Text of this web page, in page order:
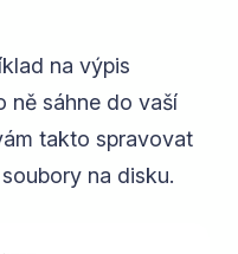
na výpis
ně sáhne do vaší
takto spravovat
na disku.